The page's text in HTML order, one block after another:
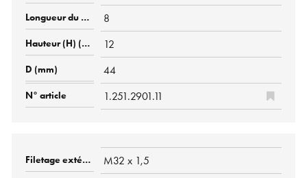
8
12
44
1.251.2901.11
M32 x 1,5